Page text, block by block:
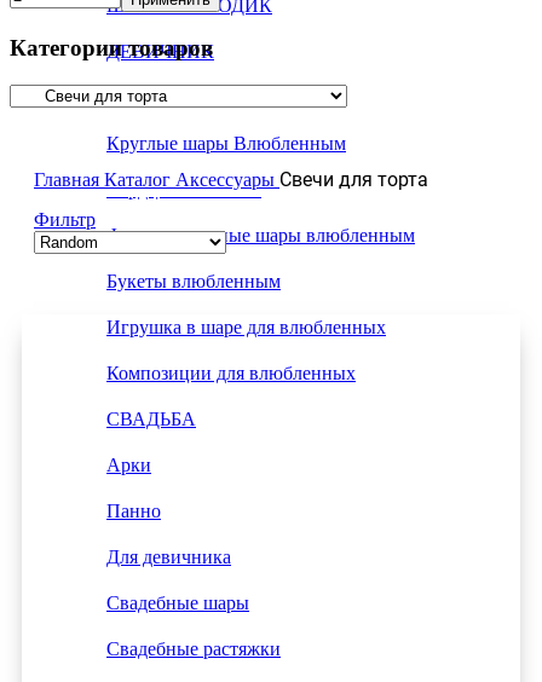
ШАРЫ НА ГОДИК
ДЕВИЧНИК
ЛЮБОВЬ
Круглые шары Влюбленным
Сердца Латексные
Фольгированные шары влюбленным
Букеты влюбленным
Игрушка в шаре для влюбленных
Композиции для влюбленных
СВАДЬБА
Арки
Панно
Для девичника
Свадебные шары
Свадебные растяжки
Категории товаров
Главная Каталог Аксессуары Свечи для торта
Фильтр